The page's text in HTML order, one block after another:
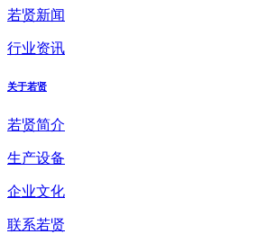
若贤新闻
行业资讯
关于若贤
若贤简介
生产设备
企业文化
联系若贤